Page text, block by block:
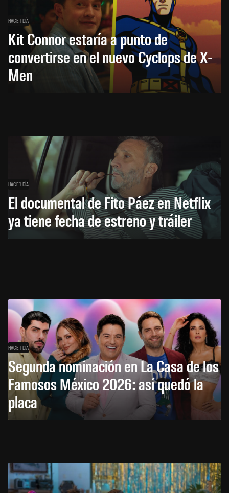
HACE 1 DÍA
Kit Connor estaría a punto de
convertirse en el nuevo Cyclops de X-
Men
HACE 1 DÍA
El documental de Fito Páez en Netflix
ya tiene fecha de estreno y tráiler
HACE 1 DÍA
Segunda nominación en La Casa de los
Famosos México 2026: así quedó la
placa